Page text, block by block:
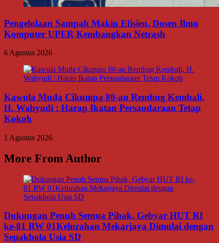
Pengelolaan Sampah Makin Efisien, Dosen Ilmu
Komputer UPER Kembangkan Netrash
6 Agustus 2026
Kawula Muda Cikumpa 80-an Rembug Kembali,
H. Wahyudi : Harap Ikatan Persaudaraan Tetap
Kokoh
1 Agustus 2026
More From Author
Dukungan Penuh Semua Pihak, Gebyar HUT RI
ke-81 RW 01Kelurahan Mekarjaya Dimulai dengan
Sepakbola Usia SD